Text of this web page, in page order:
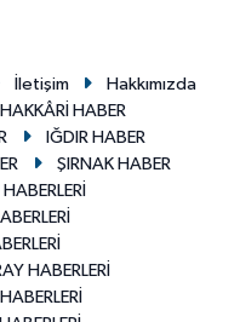
İletişim
Hakkımızda
HAKKÂRİ HABER
IĞDIR HABER
ŞIRNAK HABER
HABERLERİ